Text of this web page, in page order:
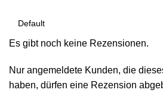
Es gibt noch keine Rezensionen.
Nur angemeldete Kunden, die
haben, dürfen eine Rezension